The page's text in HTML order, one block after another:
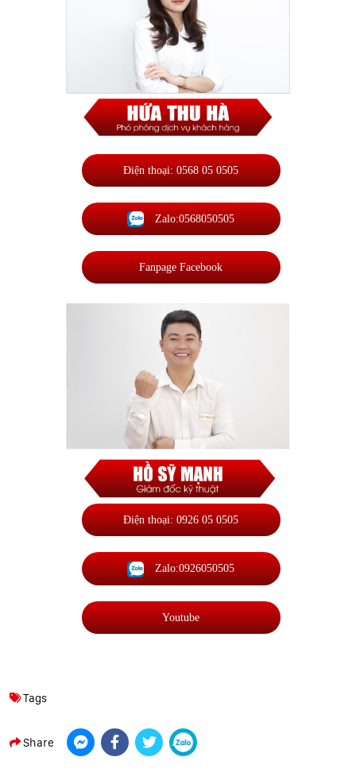
Điện thoại: 0568 05 0505
Zalo:0568050505
Fanpage Facebook
Điện thoại: 0926 05 0505
Zalo:0926050505
Youtube
Tags
Share